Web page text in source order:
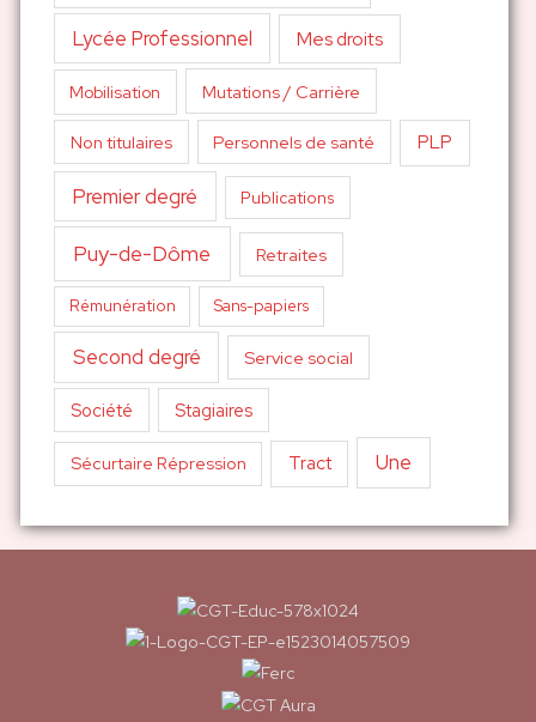
Lycée Professionnel Mes droits
Mobilisation Mutations / Carrière
Non titulaires Personnels de santé PLP
Premier degré Publications
Puy-de-Dôme Retraites
Rémunération Sans-papiers
Second degré Service social
Société Stagiaires
Sécurtaire Répression Tract Une